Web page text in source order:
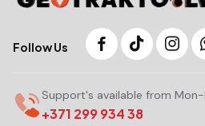
Follow Us
Support's available from
+371 299 934 38